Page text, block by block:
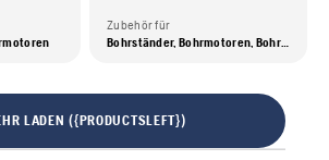
Zubehör für
Bohrständer, Bohrmotoren, Bohrmotoren mit Ständer
LADEN ({PRODUCTSLEFT})